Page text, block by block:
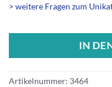
> weitere Fragen zum
IN
Artikelnummer: 3464